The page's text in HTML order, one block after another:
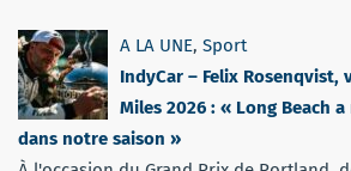
A LA UNE, Sport
IndyCar – Felix Rosenqvist,
Miles 2026 : « Long Beach
dans notre saison »